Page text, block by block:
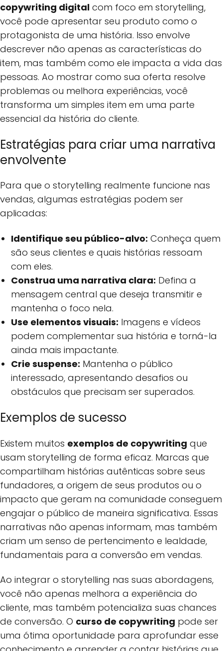
copywriting digital com foco em storytelling,
você pode apresentar seu produto como o
protagonista de uma história. Isso envolve
descrever não apenas as características do
item, mas também como ele impacta a vida das
pessoas. Ao mostrar como sua oferta resolve
problemas ou melhora experiências, você
transforma um simples item em uma parte
essencial da história do cliente.
Estratégias para criar uma narrativa
envolvente
Para que o storytelling realmente funcione nas
vendas, algumas estratégias podem ser
aplicadas:
Identifique seu público-alvo: Conheça quem
são seus clientes e quais histórias ressoam
com eles.
Construa uma narrativa clara: Defina a
mensagem central que deseja transmitir e
mantenha o foco nela.
Use elementos visuais: Imagens e vídeos
podem complementar sua história e torná-la
ainda mais impactante.
Crie suspense: Mantenha o público
interessado, apresentando desafios ou
obstáculos que precisam ser superados.
Exemplos de sucesso
Existem muitos exemplos de copywriting que
usam storytelling de forma eficaz. Marcas que
compartilham histórias autênticas sobre seus
fundadores, a origem de seus produtos ou o
impacto que geram na comunidade conseguem
engajar o público de maneira significativa. Essas
narrativas não apenas informam, mas também
criam um senso de pertencimento e lealdade,
fundamentais para a conversão em vendas.
Ao integrar o storytelling nas suas abordagens,
você não apenas melhora a experiência do
cliente, mas também potencializa suas chances
de conversão. O curso de copywriting pode ser
uma ótima oportunidade para aprofundar esse